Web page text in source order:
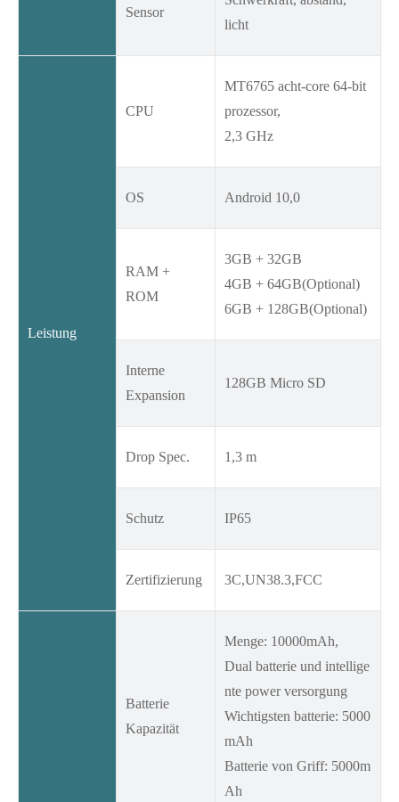
Sensor
licht
Leistung
CPU
MT6765 acht-core 64-bit
prozessor,
2,3 GHz
OS Android 10,0
RAM +
ROM
3GB + 32GB
4GB + 64GB(Optional)
6GB + 128GB(Optional)
Interne
Expansion
128GB Micro SD
Drop Spec. 1,3 m
Schutz IP65
Zertifizierung 3C,UN38.3,FCC
Batterie
Kapazität
Menge: 10000mAh,
Dual batterie und intellige
nte power versorgung
Wichtigsten batterie: 5000
mAh
Batterie von Griff: 5000m
Ah